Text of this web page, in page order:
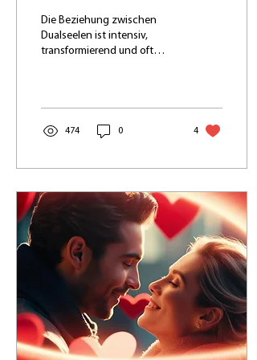
meiner Dualseele?
Die Beziehung zwischen
Dualseelen ist intensiv,
transformierend und oft
474 0 4